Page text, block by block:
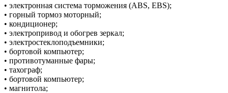
• электронная система торможения (АBS, EBS);
• горный тормоз моторный;
• кондиционер;
• электропривод и обогрев зеркал;
• электростеклоподъемники;
• бортовой компьютер;
• противотуманные фары;
• тахограф;
• бортовой компьютер;
• магнитола;